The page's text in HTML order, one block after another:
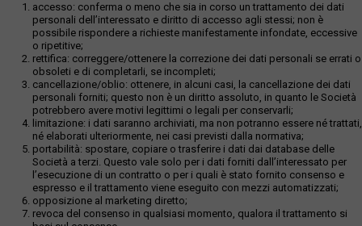
accesso: conferma o meno che sia in corso un trattamento dei dati
personali dell’interessato e diritto di accesso agli stessi; non è
possibile rispondere a richieste manifestamente infondate, eccessive
o ripetitive;
rettifica: correggere/ottenere la correzione dei dati personali se errati o
obsoleti e di completarli, se incompleti;
cancellazione/oblio: ottenere, in alcuni casi, la cancellazione dei dati
personali forniti; questo non è un diritto assoluto, in quanto le Società
potrebbero avere motivi legittimi o legali per conservarli;
limitazione: i dati saranno archiviati, ma non potranno essere né trattati,
né elaborati ulteriormente, nei casi previsti dalla normativa;
portabilità: spostare, copiare o trasferire i dati dai database delle
Società a terzi. Questo vale solo per i dati forniti dall’interessato per
l’esecuzione di un contratto o per i quali è stato fornito consenso e
espresso e il trattamento viene eseguito con mezzi automatizzati;
opposizione al marketing diretto;
revoca del consenso in qualsiasi momento, qualora il trattamento si